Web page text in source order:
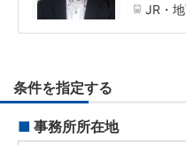
JR・
条件を指定する
■ 事務所所在地